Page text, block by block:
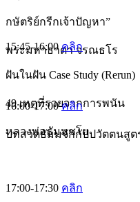
กษัตริย์กรีกเจ้าปัญหา”
พระมหาธาดา จรณธโร
15:45-16:00คลิก
ฝันในฝัน Case Study (Rerun)
49 เหตุที่รวยจากการพนัน
หลวงพ่อธัมมชโย
16:00-17:00คลิก
บทสวดธัมมจักกัปปวัตตนสูต
17:00-17:30 คลิก